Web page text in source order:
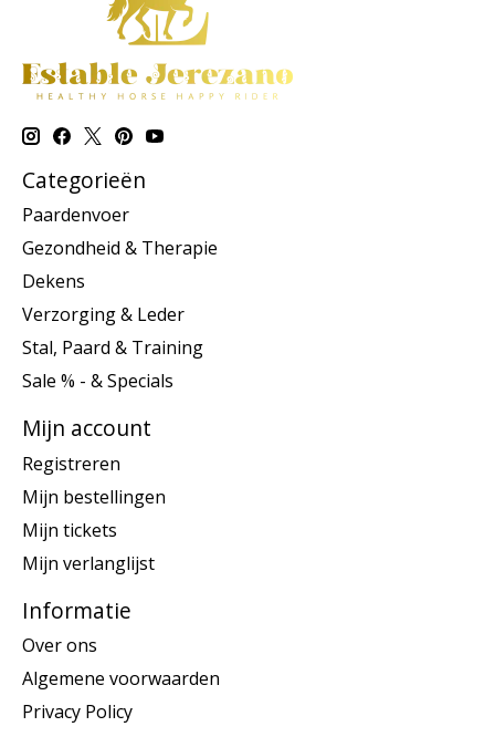
Categorieën
Paardenvoer
Gezondheid & Therapie
Dekens
Verzorging & Leder
Stal, Paard & Training
Sale % - & Specials
Mijn account
Registreren
Mijn bestellingen
Mijn tickets
Mijn verlanglijst
Informatie
Over ons
Algemene voorwaarden
Privacy Policy